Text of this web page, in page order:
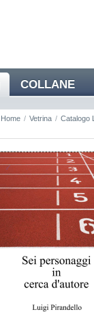
COLLANE
Home / Vetrina / Catalogo